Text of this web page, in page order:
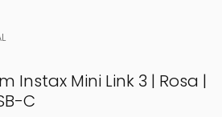
Instax Mini Link 3 | Rosa |
C